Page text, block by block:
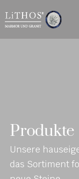
INE-
KAT
ALO
MATERIALIEN
STEINMETZFINDER
3D-
DOWNLOADS
Produkte
Unsere
das Sortiment